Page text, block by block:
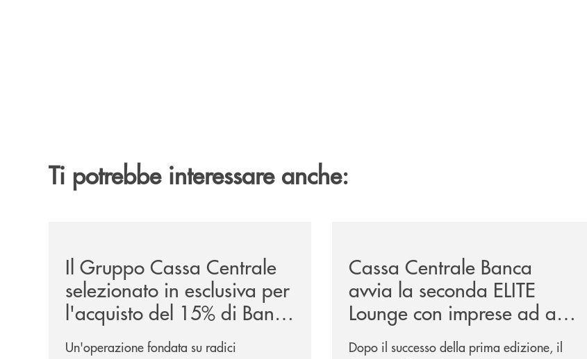
Ti potrebbe interessare anche:
Il Gruppo Cassa Centrale
selezionato in esclusiva per
l'acquisto del 15% di Banca
Cambiano 1884
Un'operazione fondata su radici
Cassa Centrale Banca
avvia la seconda ELITE
Lounge con imprese ad alto
potenziale
Dopo il successo della prima edizione, il